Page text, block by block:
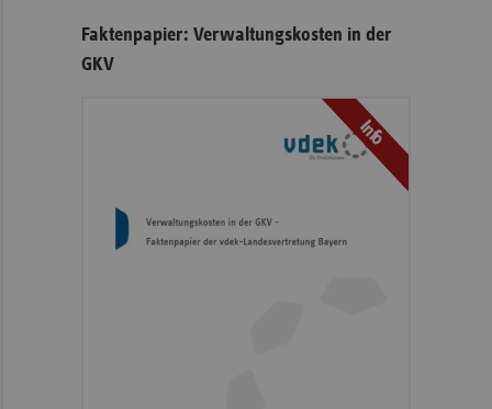
Faktenpapier: Verwaltungskosten in der
GKV
Info